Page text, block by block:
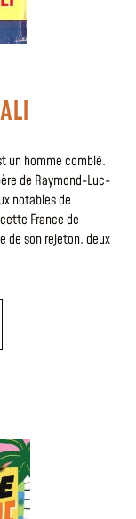
un homme comblé.
de Raymond-Luc-
notables de
France de
de son rejeton, deux